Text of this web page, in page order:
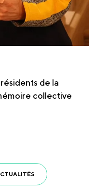
de la
collective